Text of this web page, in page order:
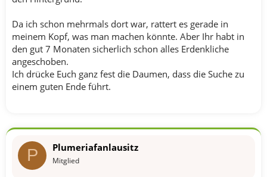
Da ich schon mehrmals dort war, rattert es gerade in
meinem Kopf, was man machen könnte. Aber Ihr habt in
den gut 7 Monaten sicherlich schon alles Erdenkliche
angeschoben.
Ich drücke Euch ganz fest die Daumen, dass die Suche zu
einem guten Ende führt.
P Plumeriafanlausitz
Mitglied